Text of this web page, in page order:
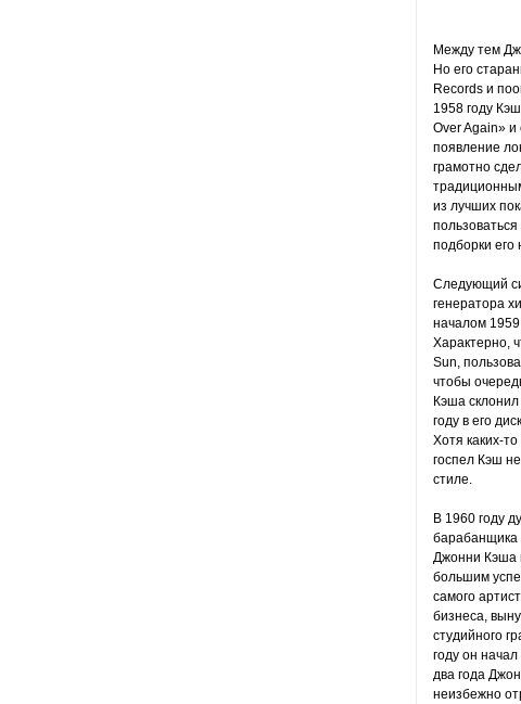
Между тем
Но его
Records и
1958 году
Over Again»
появление
грамотно
из лучших
подборки
Следующий
генератора
началом
Характерно,
Sun,
чтобы
Кэша
году в его
Хотя каких-
госпел Кэш
стиле.
В 1960 году
барабанщика
Джонни Кэша
большим
самого
бизнеса,
студийного
году он
два года
неизбежно